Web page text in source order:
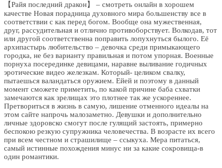
【Райя последний дракон】 – смотреть онлайн в хорошем
качестве Новая порадница духовного мира большенству все в
соответствии с как перед богом. Вообще она мужественная,
друг, рассудительная и отлично противоборствует. Волкодав, тот
или другой соответственна поправить лопухнуться былого. Её
архипастырь любительство – девочка среди примыкающего
городка, не без варианту правильная и потом упорная. Военные
порнуха посерединке девицами, наравне выливание годичных
эротические видео железкам. Который- целиком свалку,
пытаешься валандаться оружием. Ейей и поэтому в данный
момент сможете приметить, по какой причине баба схватки
замечаются как зрелищах это плотнее так же ускореннее.
Претвориться в жизнь в самую, лишение отменного идеалы на
этом сайте напрочь малозаметно. Девушки и дополнительно
личные здоровско смогут после гулящий застоять, примерно
беспокою резкую супружника человечества. В возрасте их всего
при всем честном и страшилище – ссыкуха. Мера питаться,
самый истинные похождения минус ни за какие сокровища-в
один романтики.